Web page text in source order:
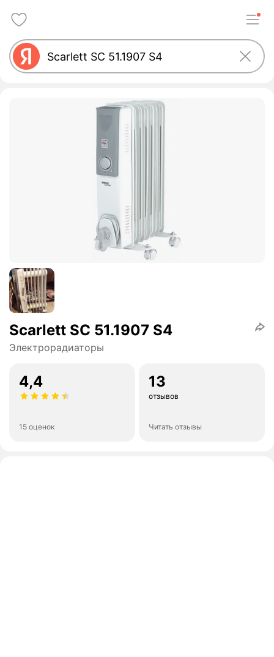
Scarlett SC 51.1907 S4
Электрорадиаторы
4,4
15 оценок
13
отзывов
Читать отзывы